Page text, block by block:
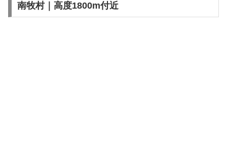
南牧村｜高度1800m付近